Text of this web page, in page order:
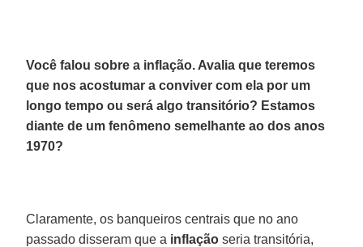
Você falou sobre a inflação. Avalia que teremos
que nos acostumar a conviver com ela por um
longo tempo ou será algo transitório? Estamos
diante de um fenômeno semelhante ao dos anos
1970?
Claramente, os banqueiros centrais que no ano
passado disseram que a inflação seria transitória,